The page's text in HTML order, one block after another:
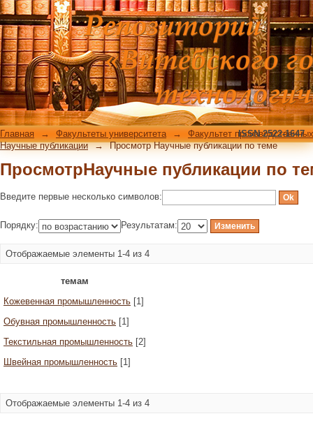
ПросмотрНаучные публикации по
Главная → Факультеты университета →
Факультет
Научные публикации → Просмотр Научные публикации по теме
ISSN 2522-1647
ПросмотрНаучные публикации по
Введите первые несколько символов:
Порядку: Результатам:
Отображаемые элементы 1-4 из 4
темам
Кожевенная промышленность [1]
Обувная промышленность [1]
Текстильная промышленность [2]
Швейная промышленность [1]
Отображаемые элементы 1-4 из 4